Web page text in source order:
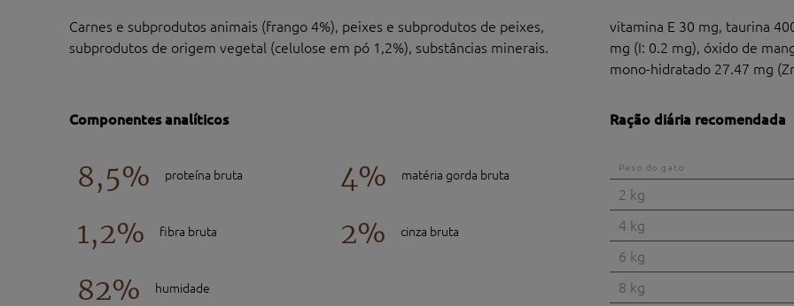
Carnes e subprodutos animais (frango 4%), peixes e subprodutos de peixes,
subprodutos de origem vegetal (celulose em pó 1,2%), substâncias minerais.
vitamina E 30 mg, taurina
mg (I: 0.2 mg), óxido de
mono-hidratado 27.47 mg
Componentes analíticos
8,5% proteína bruta 4% matéria gorda bruta
1,2% fibra bruta 2% cinza bruta
82% humidade
Ração diária recomendada
Peso do gato
2 kg
4 kg
6 kg
8 kg